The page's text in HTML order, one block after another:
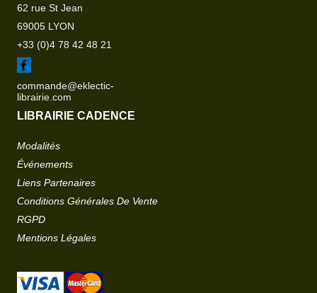
62 rue St Jean
69005 LYON
+33 (0)4 78 42 48 21
commande@eklectic-
librairie.com
LIBRAIRIE CADENCE
Modalités
Événements
Liens Partenaires
Conditions Générales De Vente
RGPD
Mentions Légales